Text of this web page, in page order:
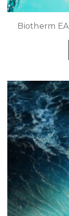
Biotherm